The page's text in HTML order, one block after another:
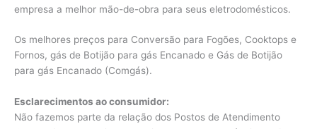
empresa a melhor mão-de-obra para seus eletrodomésticos.
Os melhores preços para Conversão para Fogões, Cooktops e
Fornos, gás de Botijão para gás Encanado e Gás de Botijão
para gás Encanado (Comgás).
Esclarecimentos ao consumidor:
Não fazemos parte da relação dos Postos de Atendimento